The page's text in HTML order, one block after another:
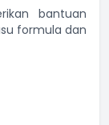
bantuan
formula dan